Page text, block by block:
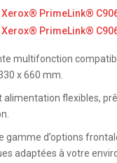
multifonction
x 660 mm.
alimentation flexibles,
gamme d’options
adaptées à votre